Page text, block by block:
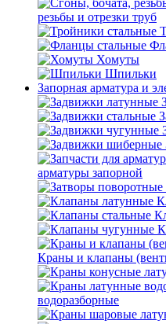
резьбы и отрезки труб
Хомуты
Шпильки
Запорная арматура и
арматуры запорной
Краны и клапаны
водоразборные